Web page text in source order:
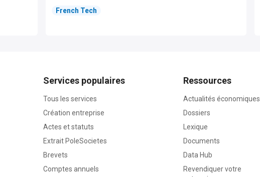
French Tech
Services populaires
Tous les services
Création entreprise
Actes et statuts
Extrait PoleSocietes
Brevets
Comptes annuels
Ressources
Actualités économiques
Dossiers
Lexique
Documents
Data Hub
Revendiquer votre